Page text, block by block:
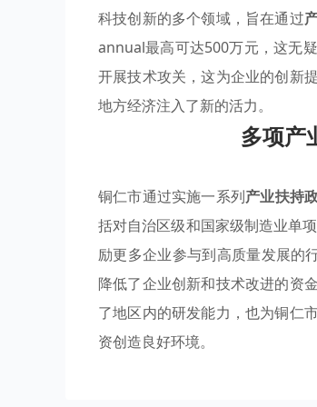
科技创新的多个领域，旨在通过
annual最高可达500万元，这无
开展技术攻关，这为企业的创新
地方经济注入了新的活力。
多项产
铜仁市通过实施一系列产业扶持
括对自治区级和国家级制造业单
励更多企业参与到高质量发展的
降低了企业创新和技术改进的资
了地区内的研发能力，也为铜仁
资创造良好环境。